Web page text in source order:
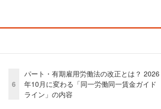
6
パート・有期雇用労働法の改正とは？ 2026
年10月に変わる「同一労働同一賃金ガイド
ライン」の内容